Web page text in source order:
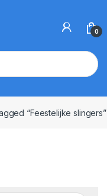
0
“Feestelijke slingers”